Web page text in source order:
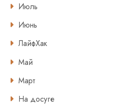
Июль
Июнь
ЛайфХак
Май
Март
На досуге